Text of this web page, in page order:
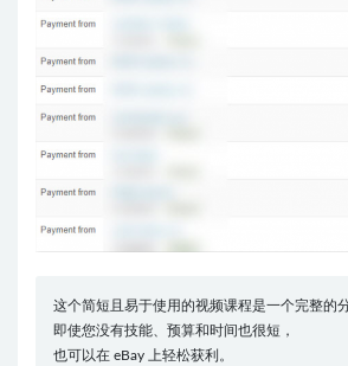
这个简短且易于使用的视频课程是一个完整的
即使您没有技能、预算和时间也很短，
也可以在 eBay 上轻松获利。